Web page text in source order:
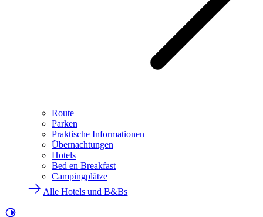
Route
Parken
Praktische Informationen
Übernachtungen
Hotels
Bed en Breakfast
Campingplätze
Alle Hotels und B&Bs